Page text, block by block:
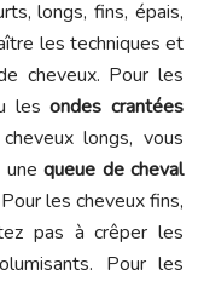
longs, fins, épais,
les techniques et
cheveux. Pour les
lesondes crantées
longs, vous
unequeue de cheval
les cheveux fins,
pas à crêper les
Pour les